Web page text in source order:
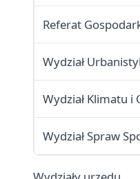
Referat
Wydział
Wydział Klimatu i
Wydział Spraw